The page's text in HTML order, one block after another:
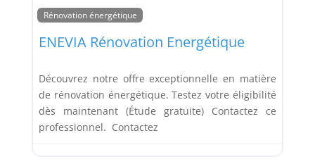
Rénovation énergétique
ENEVIA Rénovation Energétique
Découvrez notre offre exceptionnelle en matière
de rénovation énergétique. Testez votre éligibilité
dès maintenant (Étude gratuite) Contactez ce
professionnel. Contactez